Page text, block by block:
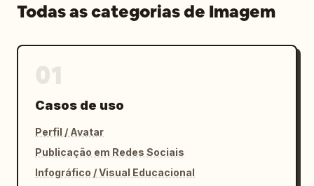
Todas as categorias de Imagem
Casos de uso
Perfil / Avatar
Publicação em Redes Sociais
Infográfico / Visual Educacional